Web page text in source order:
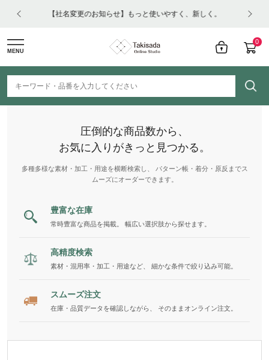
【社名変更のお知らせ】もっと使いやすく、新しく。
0
MENU
圧倒的な商品数から、
お気に入りがきっと見つかる。
多種多様な素材・加工・用途を横断検索し、 パターン帳・着分・原反までス
ムーズにオーダーできます。
豊富な在庫
常時豊富な商品を掲載。 幅広い選択肢から探せます。
高精度検索
素材・混用率・加工・用途など、 細かな条件で絞り込み可能。
スムーズ注文
在庫・品質データを確認しながら、 そのままオンライン注文。